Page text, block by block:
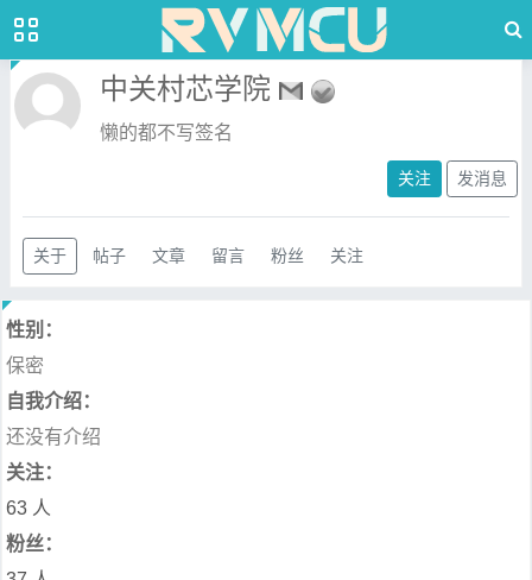
中关村芯学院
懒的都不写签名
关注 发消息
关于 帖子 文章 留言 粉丝 关注
性别：
保密
自我介绍：
还没有介绍
关注：
63 人
粉丝：